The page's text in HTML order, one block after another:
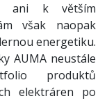
ani k větším
však naopak
energetiku.
AUMA neustále
produktů
elektráren po